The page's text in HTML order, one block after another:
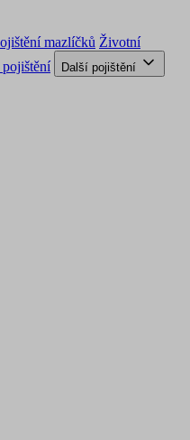
mazlíčků Životní
Další pojištění